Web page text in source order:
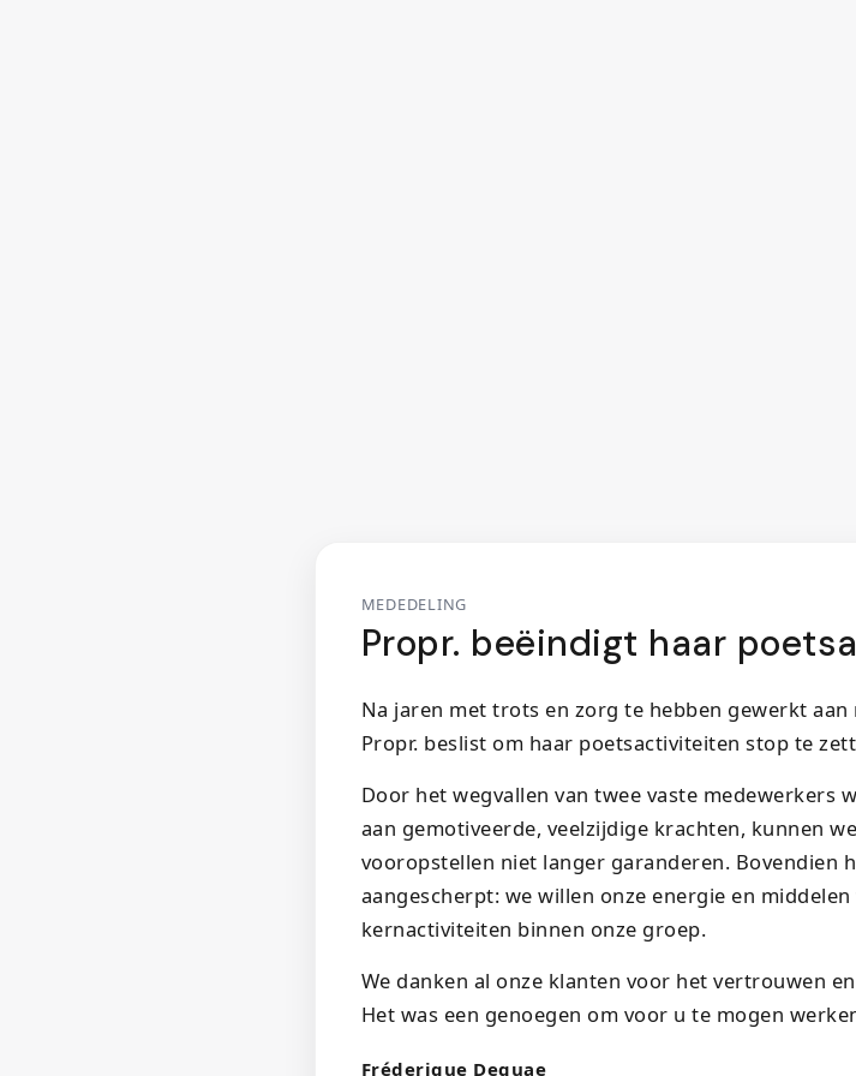
MEDEDELING
Propr. beëindigt haar
Na jaren met trots en zorg te hebben gewerkt
Propr. beslist om haar poetsactiviteiten stop te
Door het wegvallen van twee vaste medewerkers
aan gemotiveerde, veelzijdige krachten, kunnen
vooropstellen niet langer garanderen. Bovendien
aangescherpt: we willen onze energie en
kernactiviteiten binnen onze groep.
We danken al onze klanten voor het vertrouwen
Het was een genoegen om voor u te mogen
Fréderique Dequae